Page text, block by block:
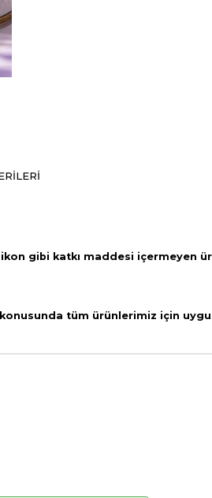
gibi katkı maddesi içermeyen
konusunda tüm ürünlerimiz için